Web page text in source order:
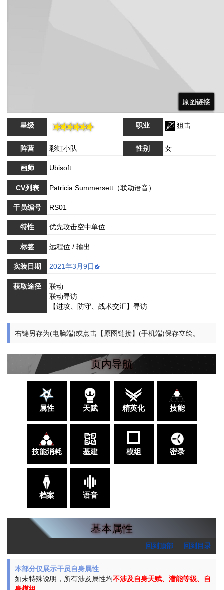
原图链接
原图链接
原图链接
星级 职业 狙击
阵营 彩虹小队 性别 女
画师 Ubisoft
CV列表 Patricia Summersett（联动语音）
干员编号 RS01
特性 优先攻击空中单位
标签 远程位 / 输出
实装日期 2021年3月9日
获取途径
联动
联动寻访
【进攻、防守、战术交汇】寻访
右键另存为(电脑端)或点击【原图链接】(手机端)保存立绘。
页内导航
属性 天赋 精英化 技能
技能消耗 基建 模组 密录
档案 语音
基本属性
回到顶部 回到目录
本部分仅展示干员自身属性
如未特殊说明，所有涉及属性均不涉及自身天赋、潜能等级、自